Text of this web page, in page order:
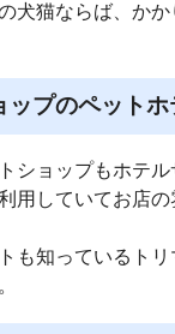
犬猫ならば、か
プのペットホ
ショップもホテ
用していてお店
も知っているト